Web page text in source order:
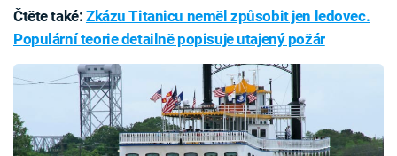
Čtěte také: Zkázu Titanicu neměl způsobit jen ledovec.
Populární teorie detailně popisuje utajený požár